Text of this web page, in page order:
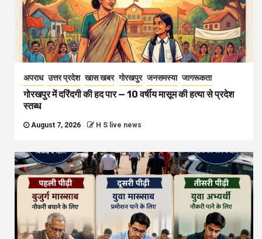
अपराध उत्तर प्रदेश खास खबर गोरखपुर जनसमस्या जागरूकता
गोरखपुर में दरिंदगी की हद पार — 10 वर्षीय मासूम की हत्या से प्रदेश
स्तब्ध
August 7, 2026 H S live news